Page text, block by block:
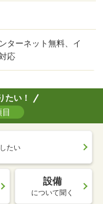
ターネット無料、イ
応
たい！
したい
設備
について聞く